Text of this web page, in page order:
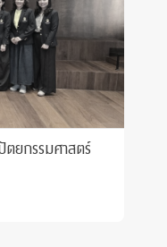
ตยกรรมศาสตร์